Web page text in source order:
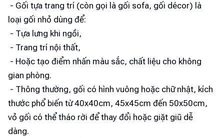
- Gối tựa trang trí (còn gọi là gối sofa, gối décor) là
loại gối nhỏ dùng để:
- Tựa lưng khi ngồi,
- Trang trí nội thất,
- Hoặc tạo điểm nhấn màu sắc, chất liệu cho không
gian phòng.
- Thông thường, gối có hình vuông hoặc chữ nhật, kích
thước phổ biến từ 40x40cm, 45x45cm đến 50x50cm,
vỏ gối có thể tháo rời để thay đổi hoặc giặt giũ dễ
dàng.